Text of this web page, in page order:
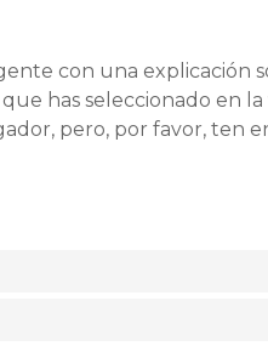
con una explicación
has seleccionado en
pero, por favor,